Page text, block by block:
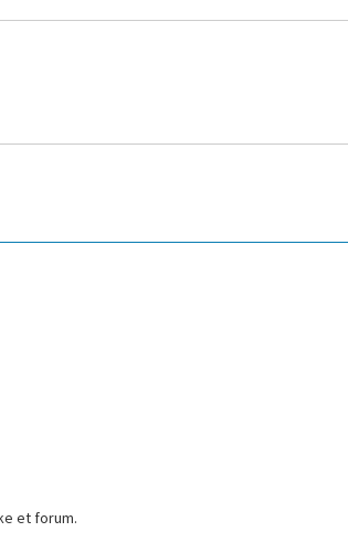
et forum.